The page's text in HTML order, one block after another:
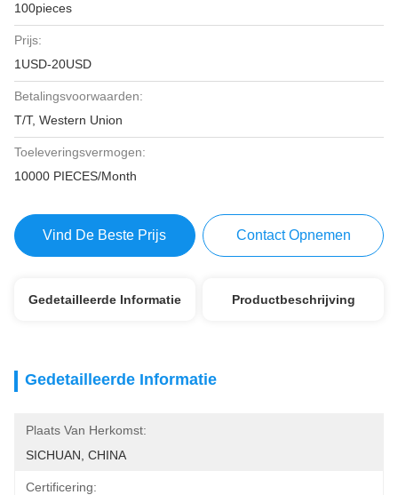
100pieces
Prijs:
1USD-20USD
Betalingsvoorwaarden:
T/T, Western Union
Toeleveringsvermogen:
10000 PIECES/Month
Vind De Beste Prijs Contact Opnemen
Gedetailleerde Informatie Productbeschrijving
Gedetailleerde Informatie
Plaats Van Herkomst:
SICHUAN, CHINA
Certificering: